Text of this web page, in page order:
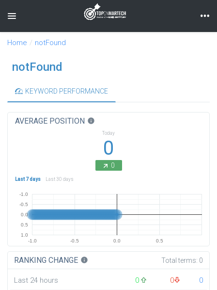
Toggle navigation
Home notFound
notFound
KEYWORD PERFORMANCE
AVERAGE POSITION info
Today
0
0
Last 7 days Last 30 days
-1.0 -0.5 0.0 0.5
-1.0
-0.5
0.0
0.5
1.0
RANKING CHANGE info Total terms: 0
Last 24 hours 0 0
0